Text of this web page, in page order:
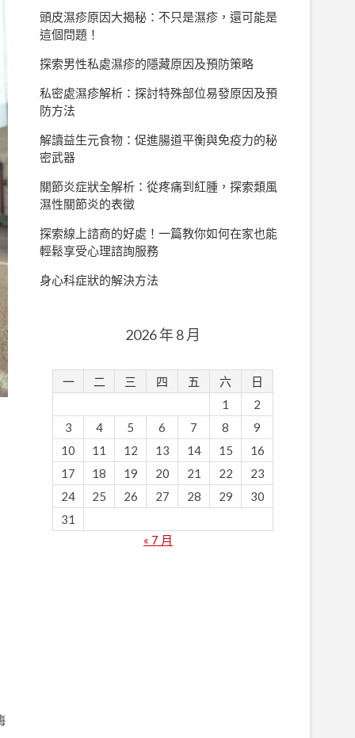
頭皮濕疹原因大揭秘：不只是濕疹，還可能是
這個問題！
探索男性私處濕疹的隱藏原因及預防策略
私密處濕疹解析：探討特殊部位易發原因及預
防方法
解讀益生元食物：促進腸道平衡與免疫力的秘
密武器
關節炎症狀全解析：從疼痛到紅腫，探索類風
濕性關節炎的表徵
探索線上諮商的好處！一篇教你如何在家也能
輕鬆享受心理諮詢服務
身心科症狀的解決方法
2026 年 8 月
一 二 三 四 五 六
日
1
2
3
4 5 6 7 8
9
10
11 12 13 14 15
16
17
18 19 20 21 22
23
24
25 26 27 28 29
30
31
« 7 月